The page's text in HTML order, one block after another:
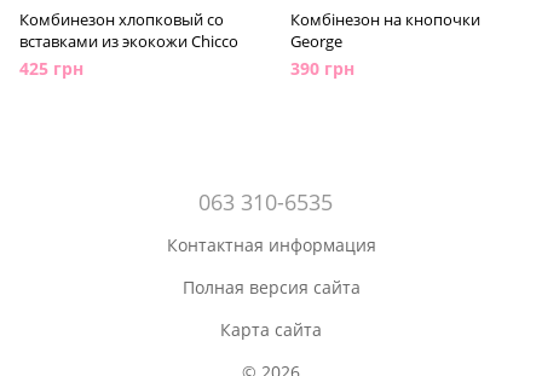
Комбинезон хлопковый со
вставками из экокожи Chicco
425 грн
Комбінезон на кнопочки
George
390 грн
063 310-6535
Контактная информация
Полная версия сайта
Карта сайта